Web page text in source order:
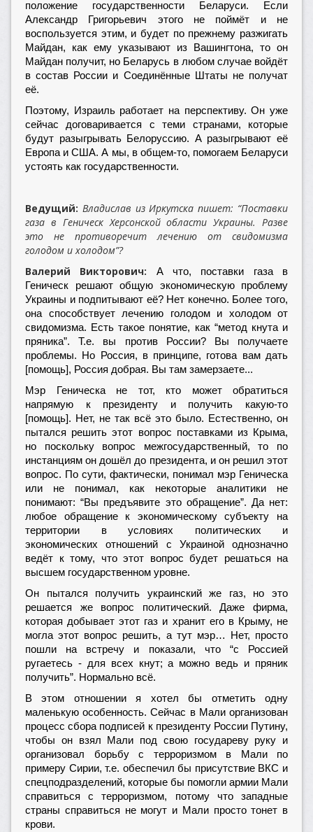
положение государственности Беларуси. Если
Александр Григорьевич этого не поймёт и не
воспользуется этим, и будет по прежнему разжигать
Майдан, как ему указывают из Вашингтона, то он
Майдан получит, но Беларусь в любом случае войдёт
в состав России и Соединённые Штаты не получат
её.
Поэтому, Израиль работает на перспективу. Он уже
сейчас договаривается с теми странами, которые
будут разыгрывать Белоруссию. А разыгрывают её
Европа и США. А мы, в общем-то, помогаем Беларуси
устоять как государственности.
Ведущий: Владислав из Иркутска пишет: “Поставки
газа в Геническ Херсонской области Украины. Разве
это не противоречит лечению от свидомизма
голодом и холодом”?
Валерий Викторович:
А что, поставки газа в
Геническ решают общую экономическую проблему
Украины и подпитывают её? Нет конечно. Более того,
она способствует лечению голодом и холодом от
свидомизма. Есть такое понятие, как “метод кнута и
пряника”. Т.е. вы против России? Вы получаете
проблемы. Но Россия, в принципе, готова вам дать
[помощь], Россия добрая. Вы там замерзаете...
Мэр Геническа не тот, кто может обратиться
напрямую к президенту и получить какую-то
[помощь]. Нет, не так всё это было. Естественно, он
пытался решить этот вопрос поставками из Крыма,
но поскольку вопрос межгосударственный, то по
инстанциям он дошёл до президента, и он решил этот
вопрос. По сути, фактически, понимал мэр Геническа
или не понимал, как некоторые аналитики не
понимают: “Вы предъявите это обращение”. Да нет:
любое обращение к экономическому субъекту на
территории в условиях политических и
экономических отношений с Украиной однозначно
ведёт к тому, что этот вопрос будет решаться на
высшем государственном уровне.
Он пытался получить украинский же газ, но это
решается же вопрос политический. Даже фирма,
которая добывает этот газ и хранит его в Крыму, не
могла этот вопрос решить, а тут мэр… Нет, просто
пошли на встречу и показали, что “с Россией
ругаетесь - для всех кнут; а можно ведь и пряник
получить”. Нормально всё.
В этом отношении я хотел бы отметить одну
маленькую особенность. Сейчас в Мали организован
процесс сбора подписей к президенту России Путину,
чтобы он взял Мали под свою государеву руку и
организовал борьбу с терроризмом в Мали по
примеру Сирии, т.е. обеспечил бы присутствие ВКС и
спецподразделений, которые бы помогли армии Мали
справиться с терроризмом, потому что западные
страны справиться не могут и Мали просто тонет в
крови.